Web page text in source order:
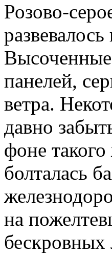
Розово-
панелей,
ветра.
давно
фоне
болталась
на
бескровных